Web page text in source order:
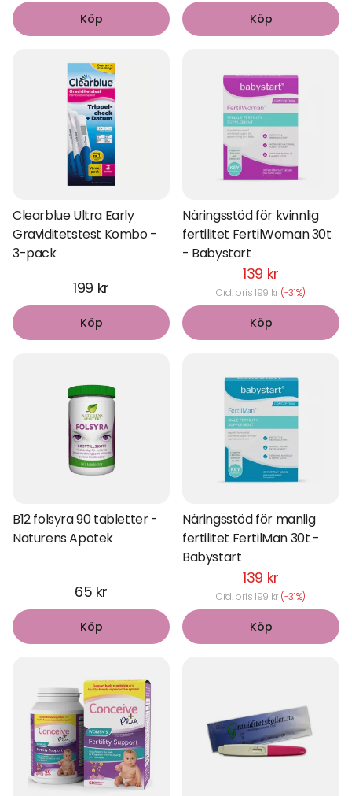
Köp Köp
Clearblue Ultra Early
Graviditetstest Kombo -
3-pack
199 kr
Köp
Näringsstöd för kvinnlig
fertilitet FertilWoman 30t
- Babystart
139 kr
Ord. pris 199 kr (-31%)
Köp
B12 folsyra 90 tabletter -
Naturens Apotek
65 kr
Köp
Näringsstöd för manlig
fertilitet FertilMan 30t -
Babystart
139 kr
Ord. pris 199 kr (-31%)
Köp